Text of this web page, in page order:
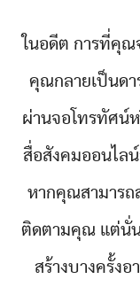
ในอดีต การที่คุณ
คุณกลายเป็นดา
ผ่านจอโทรทัศน์
สื่อสังคมออนไล
หากคุณสามารถ
ติดตามคุณ แต่นั่น
สร้างบางครั้งอ